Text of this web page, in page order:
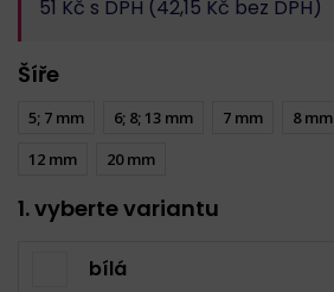
51 Kč s DPH (42,15 Kč bez DPH)
Šíře
5; 7 mm 6; 8; 13 mm 7 mm 8 mm
12 mm
20 mm
1. vyberte variantu
bílá